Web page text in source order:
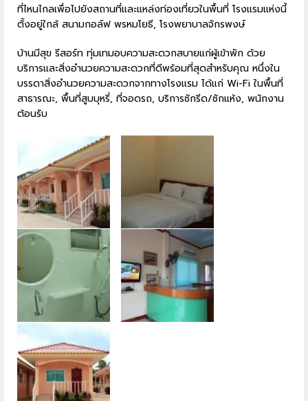
ที่ไหนไกลเพื่อไปยังสถานที่และแหล่งท่องเที่ยวในพื้นที่ โรงแรมแห่งนี้
ตั้งอยู่ใกล้ สนามกอล์ฟ พรหมโยธี, โรงพยาบาลจักรพงษ์
บ้านมีสุข รีสอร์ท ทุ่มเทมอบความสะดวกสบายแก่ผู้เข้าพัก ด้วย
บริการและสิ่งอำนวยความสะดวกที่ดีพร้อมที่สุดสำหรับคุณ หนึ่งใน
บรรดาสิ่งอำนวยความสะดวกจากทางโรงแรม ได้แก่ Wi-Fi ในพื้นที่
สาธารณะ, พื้นที่สูบบุหรี่, ที่จอดรถ, บริการซักรีด/ซักแห้ง, พนักงาน
ต้อนรับ